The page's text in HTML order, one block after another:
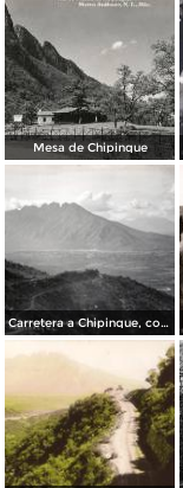
Mesa de Chipinque
Carretera a Chipinque, con el cerro de las Mitras al fondo